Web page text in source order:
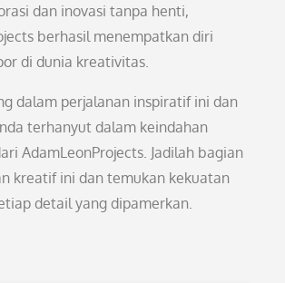
dan inovasi tanpa henti,
berhasil menempatkan diri
di dunia kreativitas.
dalam perjalanan inspiratif ini dan
terhanyut dalam keindahan
AdamLeonProjects. Jadilah bagian
kreatif ini dan temukan kekuatan
detail yang dipamerkan.